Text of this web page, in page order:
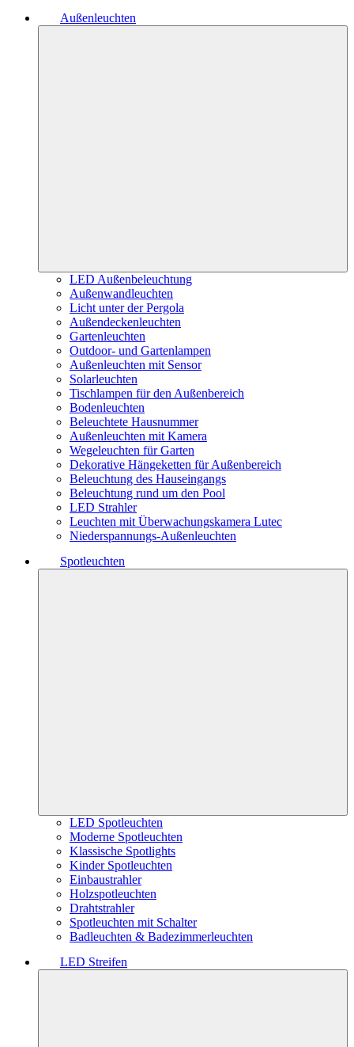
Außenleuchten
LED Außenbeleuchtung
Außenwandleuchten
Licht unter der Pergola
Außendeckenleuchten
Gartenleuchten
Outdoor- und Gartenlampen
Außenleuchten mit Sensor
Solarleuchten
Tischlampen für den Außenbereich
Bodenleuchten
Beleuchtete Hausnummer
Außenleuchten mit Kamera
Wegeleuchten für Garten
Dekorative Hängeketten für Außenbereich
Beleuchtung des Hauseingangs
Beleuchtung rund um den Pool
LED Strahler
Leuchten mit Überwachungskamera Lutec
Niederspannungs-Außenleuchten
Spotleuchten
LED Spotleuchten
Moderne Spotleuchten
Klassische Spotlights
Kinder Spotleuchten
Einbaustrahler
Holzspotleuchten
Drahtstrahler
Spotleuchten mit Schalter
Badleuchten & Badezimmerleuchten
LED Streifen